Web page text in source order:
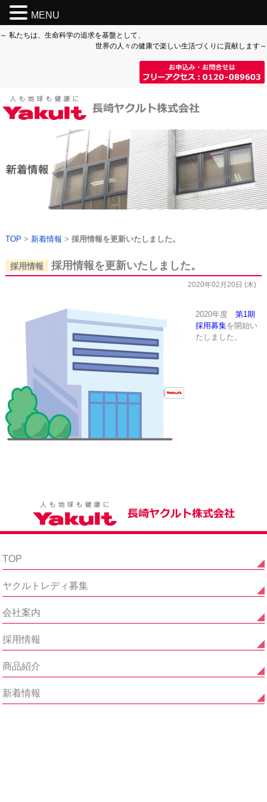
～ 私たちは、生命科学の追求を基盤として、
世界の人々の健康で楽しい生活づくりに貢献します～
TOP 新着情報 採用情報を更新いたしました。
採用情報 採用情報を更新いたしました。
2020年02月20日 (木)
2020年度第1期
採用募集を開始い
たしました。
TOP
ヤクルトレディ募集
会社案内
採用情報
商品紹介
新着情報
MENU